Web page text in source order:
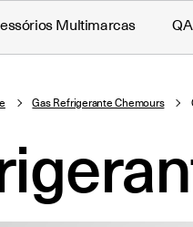
Multimarcas
Gas Refrigerante Chemours